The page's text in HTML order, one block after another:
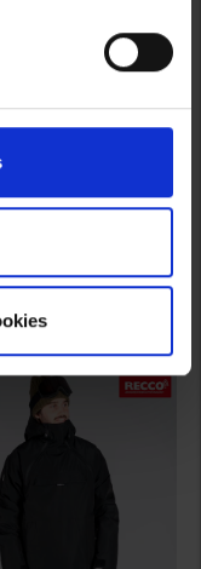
Livigno WP